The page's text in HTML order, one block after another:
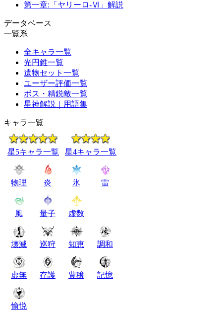
第一章:「ヤリーロ-Ⅵ」解説
データベース
一覧系
全キャラ一覧
光円錐一覧
遺物セット一覧
ユーザー評価一覧
ボス・精鋭敵一覧
星神解説｜用語集
キャラ一覧
星5キャラ一覧 星4キャラ一覧
物理 炎 氷 雷
風 量子 虚数
壊滅 巡狩 知恵 調和
虚無 存護 豊穣 記憶
愉悦